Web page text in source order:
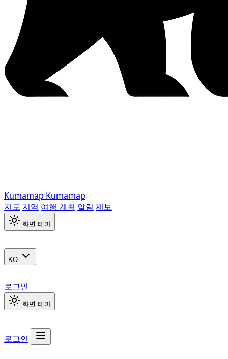
Kumamap Kumamap
지도 지역 여행 계획 알림 제보
화면 테마
KO
로그인
화면 테마
로그인